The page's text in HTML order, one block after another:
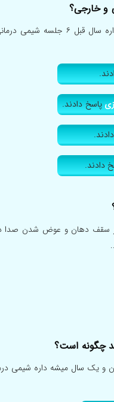
و خارجی؟
سلام وقتتون بخیر پدرم سرطان
پاسخ دادند.
دادند.
سقف دهان و عوض شدن صدا
چگونه است؟
و یک سال میشه داره شیمی